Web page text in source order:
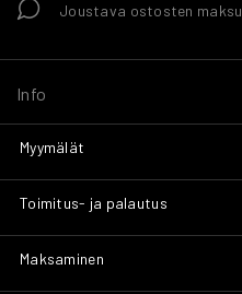
Joustava ostosten maksu
Info
Myymälät
Toimitus- ja palautus
Maksaminen